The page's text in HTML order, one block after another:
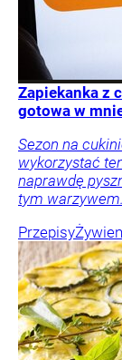
Zapiekanka z
gotowa w
Sezon na
wykorzystać
naprawdę
tym warzywem.
Przepisy